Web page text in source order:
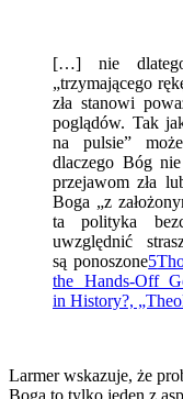
[…] nie
„trzymającego
zła stanowi
poglądów. Tak
na pulsie”
dlaczego Bóg
przejawom zła
Boga „z
ta polityka
uwzględnić
są ponoszone5
the Hands-Off
in History?,
Larmer wskazuje, że